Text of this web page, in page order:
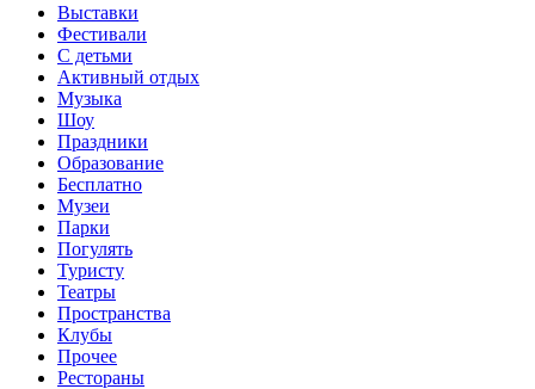
Выставки
Фестивали
С детьми
Активный отдых
Музыка
Шоу
Праздники
Образование
Бесплатно
Музеи
Парки
Погулять
Туристу
Театры
Пространства
Клубы
Прочее
Рестораны